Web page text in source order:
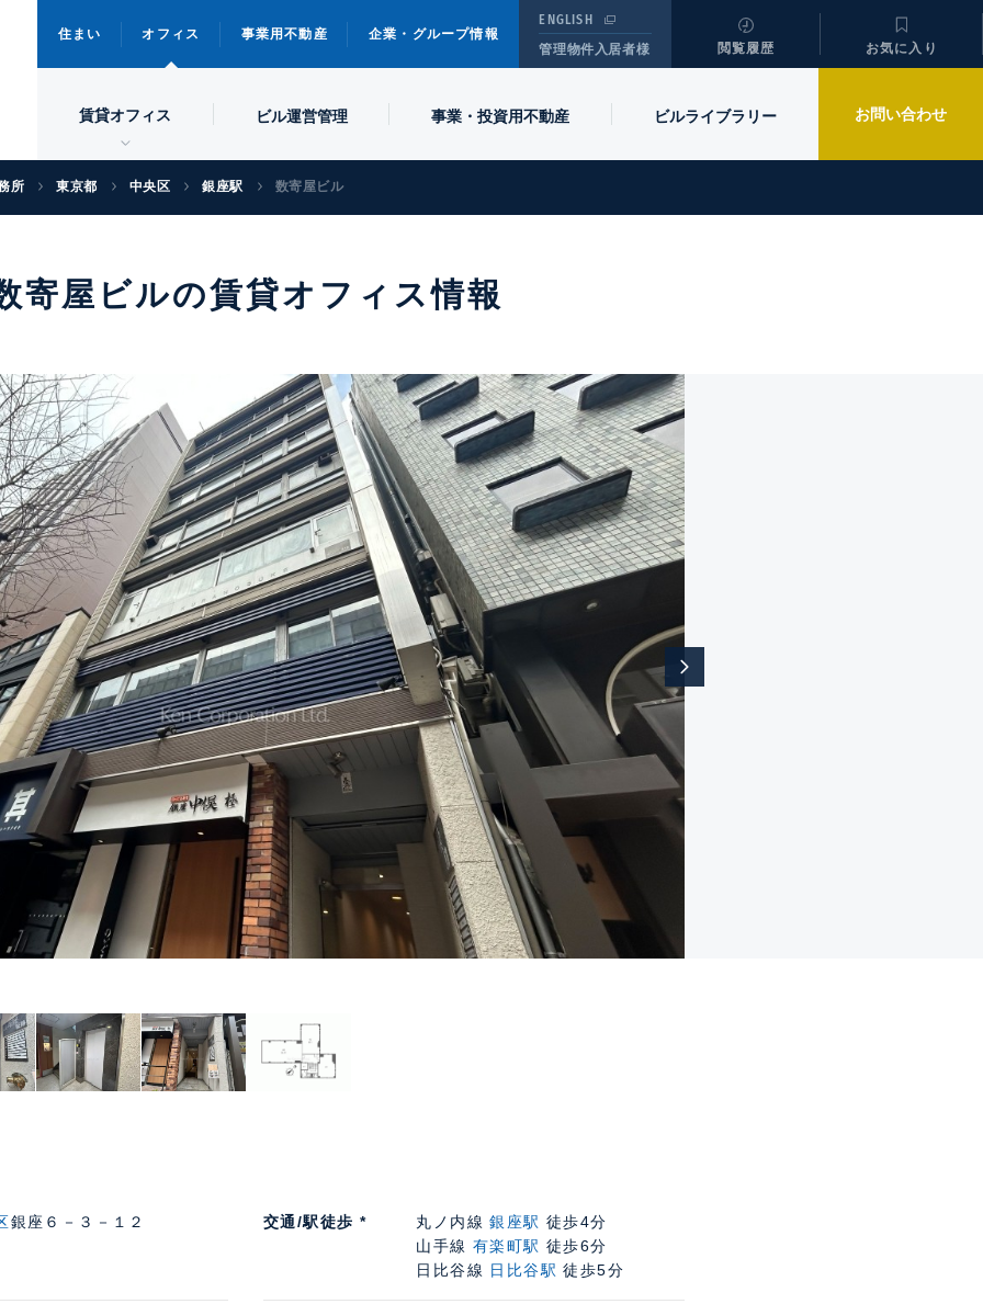
住まい オフィス 事業用不動産 企業・グループ情報
ENGLISH
管理物件入居者様
閲覧履歴 お気に入り
賃貸オフィス ビル運営管理 事業・投資用不動産 ビルライブラリー お問い合わせ
所 東京都 中央区 銀座駅 数寄屋ビル
寄屋ビルの賃貸オフィス情報
銀座６－３－１２ 交通/駅徒歩 * 丸ノ内線銀座駅 徒歩4分
山手線有楽町駅 徒歩6分
日比谷線 日比谷駅 徒歩5分